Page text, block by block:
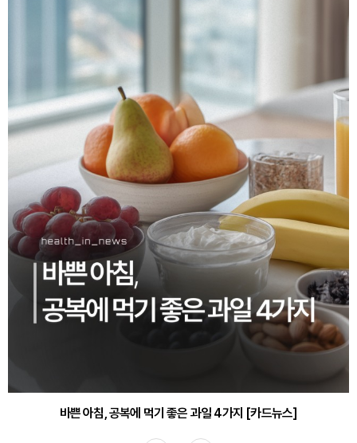
바쁜 아침, 공복에 먹기 좋은 과일 4가지 [카드뉴스]